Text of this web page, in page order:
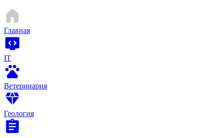
Главная
IT
Ветеринария
Геология